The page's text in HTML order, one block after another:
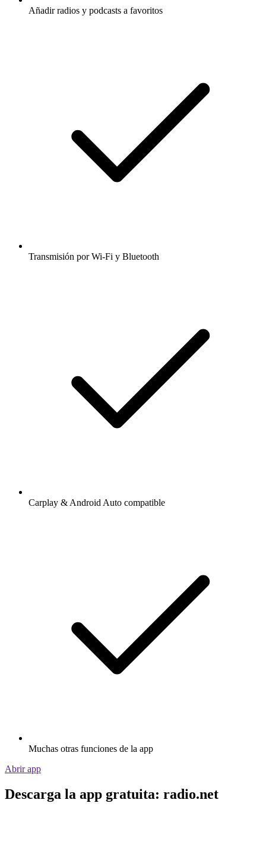
Añadir radios y podcasts a favoritos
Transmisión por Wi-Fi y Bluetooth
Carplay & Android Auto compatible
Muchas otras funciones de la app
Abrir app
Descarga la app gratuita: radio.net